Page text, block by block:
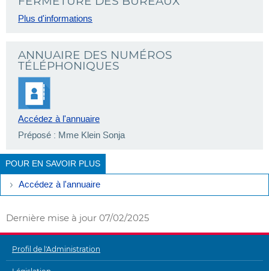
Plus d'informations
ANNUAIRE DES NUMÉROS
TÉLÉPHONIQUES
Accédez à l'annuaire
Préposé : Mme Klein Sonja
POUR EN SAVOIR PLUS
Accédez à l'annuaire
Dernière mise à jour 07/02/2025
Profil de l'Administration